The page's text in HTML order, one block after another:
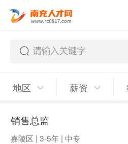
地区 薪资
销售总监
嘉陵区 | 3-5年 | 中专